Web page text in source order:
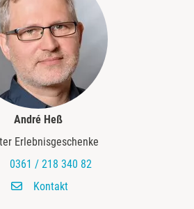
André Heß
Erlebnisgeschenke
0361 / 218 340 82
Kontakt